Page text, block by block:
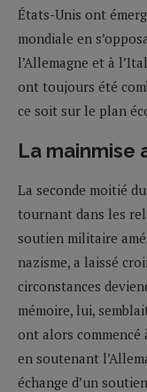
États-Unis ont
mondiale en
l’Allemagne et à
ont toujours été
ce soit sur le plan
La mainmise
La seconde moitié
tournant dans les
soutien militaire
nazisme, a laissé
circonstances
mémoire, lui,
ont alors commencé
en soutenant
échange d’un